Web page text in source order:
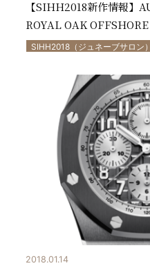
【SIHH2018新作情報】
ROYAL OAK
SIHH2018（ジュネーブサロン
2018.01.14